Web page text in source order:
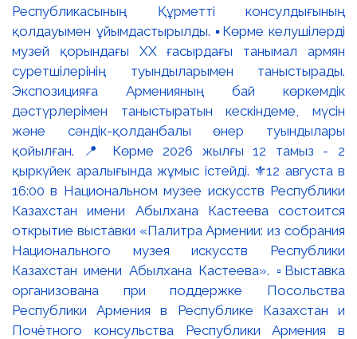
Республикасының Құрметті консулдығының
қолдауымен ұйымдастырылды. ▪️Көрме келушілерді
музей қорындағы ХХ ғасырдағы танымал армян
суретшілерінің туындыларымен таныстырады.
Экспозицияға Арменияның бай көркемдік
дәстүрлерімен таныстыратын кескіндеме, мүсін
және сәндік-қолданбалы өнер туындылары
қойылған. 📍 Көрме 2026 жылғы 12 тамыз - 2
қыркүйек аралығында жұмыс істейді. ⚜️12 августа в
16:00 в Национальном музее искусств Республики
Казахстан имени Абылхана Кастеева состоится
открытие выставки «Палитра Армении: из собрания
Национального музея искусств Республики
Казахстан имени Абылхана Кастеева». ▫️Выставка
организована при поддержке Посольства
Республики Армения в Республике Казахстан и
Почётного консульства Республики Армения в